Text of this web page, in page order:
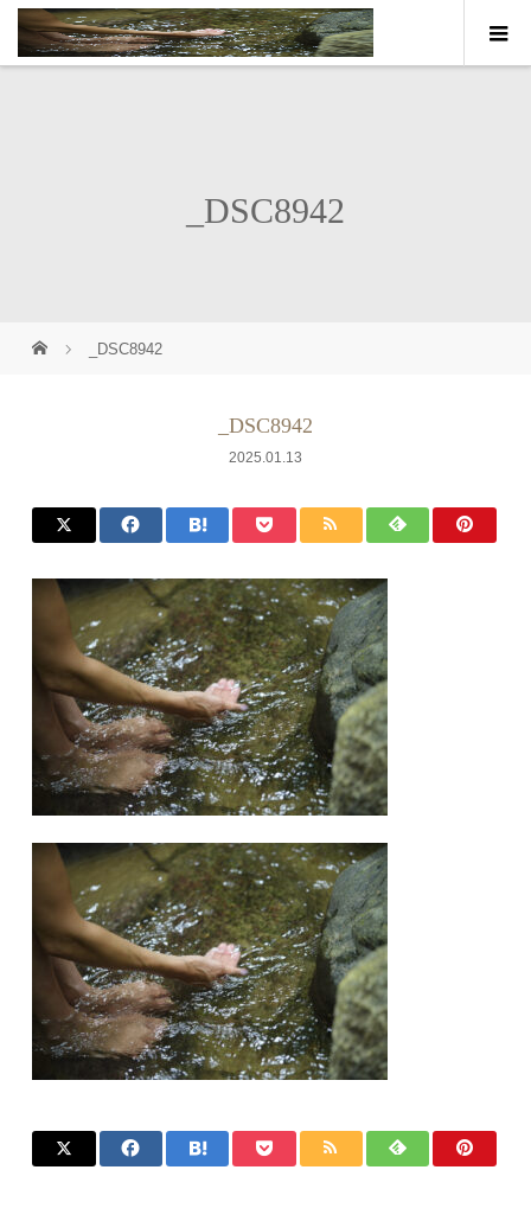
_DSC8942
_DSC8942
_DSC8942
2025.01.13